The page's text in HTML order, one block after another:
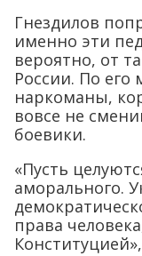
Гнездилов
именно эти
вероятно, от
России. По
наркоманы,
вовсе не
боевики.
«Пусть
аморального.
права